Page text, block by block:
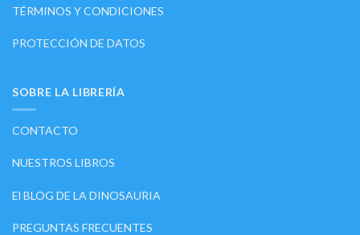
TÉRMINOS Y CONDICIONES
PROTECCIÓN DE DATOS
SOBRE LA LIBRERÍA
CONTACTO
NUESTROS LIBROS
El BLOG DE LA DINOSAURIA
PREGUNTAS FRECUENTES